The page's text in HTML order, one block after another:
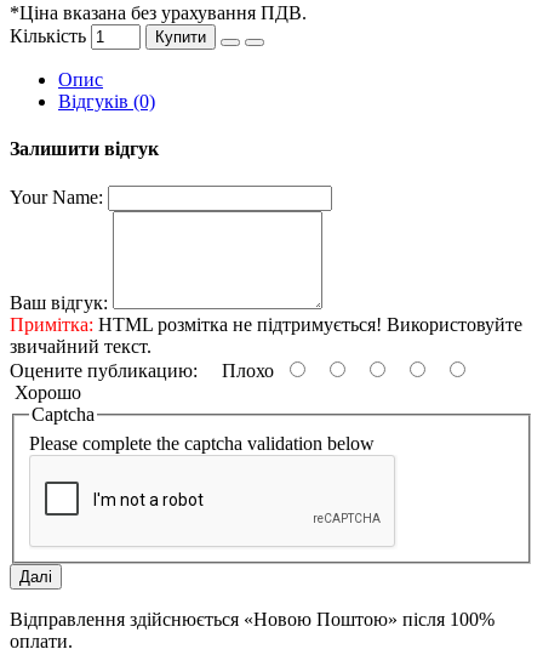
*Ціна вказана без урахування ПДВ.
Кількість
Купити
Опис
Відгуків (0)
Залишити відгук
Your Name:
Ваш відгук:
Примітка: HTML розмітка не підтримується! Використовуйте
звичайний текст.
Оцените публикацию:
Плохо
Хорошо
Captcha
Please complete the captcha validation below
Далі
Відправлення здійснюється «Новою Поштою» після 100%
оплати.